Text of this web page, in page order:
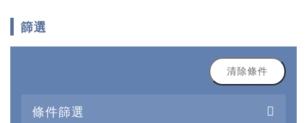
篩選
清除條件
條件篩選